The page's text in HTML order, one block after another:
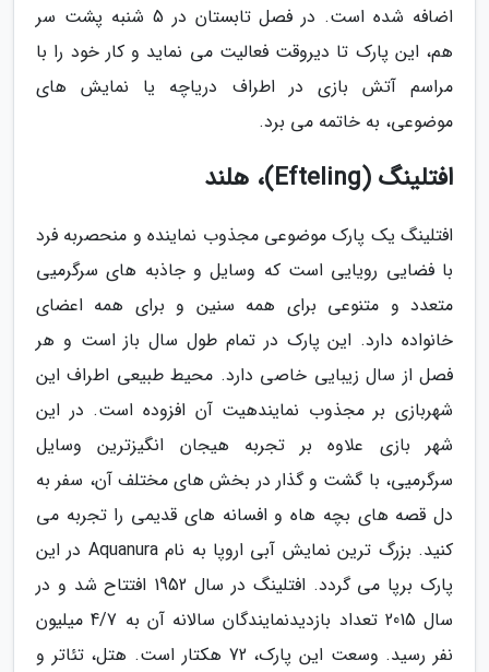
اضافه شده است. در فصل تابستان در 5 شنبه پشت سر
هم، این پارک تا دیروقت فعالیت می نماید و کار خود را با
مراسم آتش بازی در اطراف دریاچه یا نمایش های
موضوعی، به خاتمه می برد.
افتلینگ (Efteling)، هلند
افتلینگ یک پارک موضوعی مجذوب نماینده و منحصربه فرد
با فضایی رویایی است که وسایل و جاذبه های سرگرمیی
متعدد و متنوعی برای همه سنین و برای همه اعضای
خانواده دارد. این پارک در تمام طول سال باز است و هر
فصل از سال زیبایی خاصی دارد. محیط طبیعی اطراف این
شهربازی بر مجذوب نمایندهیت آن افزوده است. در این
شهر بازی علاوه بر تجربه هیجان انگیزترین وسایل
سرگرمیی، با گشت و گذار در بخش های مختلف آن، سفر به
دل قصه های بچه هاه و افسانه های قدیمی را تجربه می
کنید. بزرگ ترین نمایش آبی اروپا به نام Aquanura در این
پارک برپا می گردد. افتلینگ در سال 1952 افتتاح شد و در
سال 2015 تعداد بازدیدنمایندگان سالانه آن به 4/7 میلیون
نفر رسید. وسعت این پارک، 72 هکتار است. هتل، تئاتر و